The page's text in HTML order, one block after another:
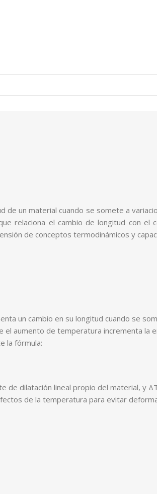
de un material cuando se somete a
relaciona el cambio de longitud con el
de conceptos termodinámicos y
un cambio en su longitud cuando se
aumento de temperatura incrementa la
la fórmula:
de dilatación lineal propio del material,
de la temperatura para evitar